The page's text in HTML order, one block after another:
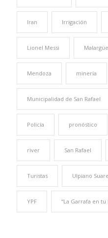
Iran Irrigación
Lionel Messi Malargüe
Mendoza minería
Municipalidad de San Rafael
Policía pronóstico
river San Rafael
Turistas Ulpiano
YPF “La Garrafa en tu